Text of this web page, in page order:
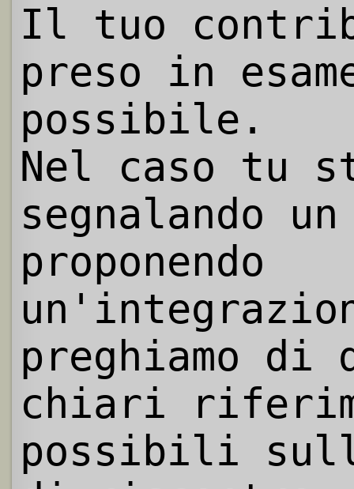
Il tuo
preso in
possibile.
Nel caso tu
segnalando
proponendo
preghiamo
chiari
possibili